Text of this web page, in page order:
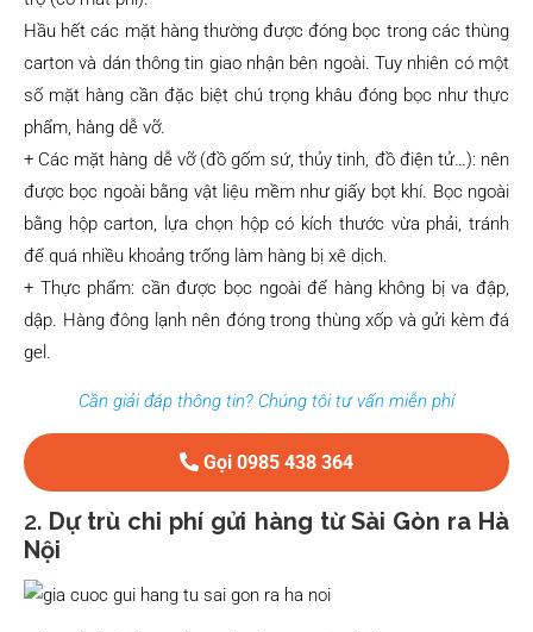
Hầu hết các mặt hàng thường được đóng bọc trong các thùng
carton và dán thông tin giao nhận bên ngoài. Tuy nhiên có một
số mặt hàng cần đặc biệt chú trọng khâu đóng bọc như thực
phẩm, hàng dễ vỡ.
+ Các mặt hàng dễ vỡ (đồ gốm sứ, thủy tinh, đồ điện tử…): nên
được bọc ngoài bằng vật liệu mềm như giấy bọt khí. Bọc ngoài
bằng hộp carton, lựa chọn hộp có kích thước vừa phải, tránh
để quá nhiều khoảng trống làm hàng bị xê dịch.
+ Thực phẩm: cần được bọc ngoài để hàng không bị va đập,
dập. Hàng đông lạnh nên đóng trong thùng xốp và gửi kèm đá
gel.
Cần giải đáp thông tin? Chúng tôi tư vấn miễn phí
Gọi 0985 438 364
2. Dự trù chi phí gửi hàng từ Sài Gòn ra Hà
Nội